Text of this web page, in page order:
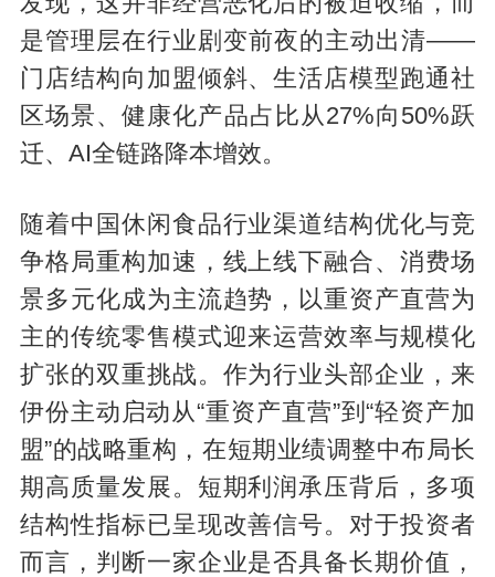
是管理层在行业剧变前夜的主动出清——
门店结构向加盟倾斜、生活店模型跑通社
区场景、健康化产品占比从27%向50%跃
迁、AI全链路降本增效。
随着中国休闲食品行业渠道结构优化与竞
争格局重构加速，线上线下融合、消费场
景多元化成为主流趋势，以重资产直营为
主的传统零售模式迎来运营效率与规模化
扩张的双重挑战。作为行业头部企业，来
伊份主动启动从“重资产直营”到“轻资产加
盟”的战略重构，在短期业绩调整中布局长
期高质量发展。短期利润承压背后，多项
结构性指标已呈现改善信号。对于投资者
而言，判断一家企业是否具备长期价值，